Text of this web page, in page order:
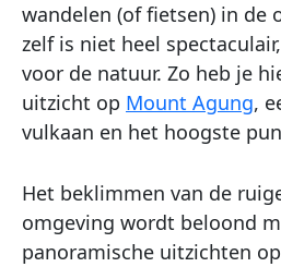
wandelen (of fietsen) in de
zelf is niet heel
voor de natuur. Zo heb je
uitzicht op Mount Agung,
vulkaan en het hoogste
Het beklimmen van de
omgeving wordt beloond
panoramische uitzichten